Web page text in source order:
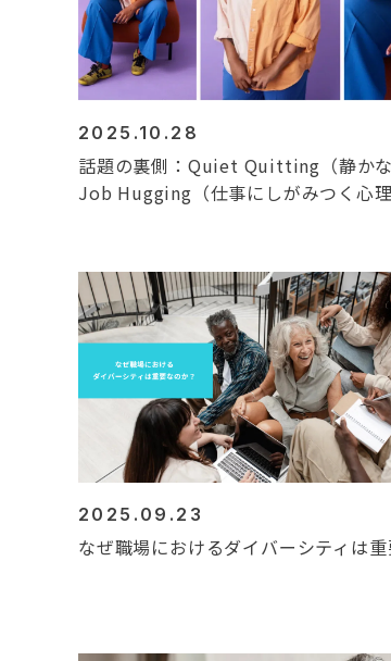
2025.10.28
話題の裏側：Quiet Quitting（静か
Job Hugging（仕事にしがみつく心
2025.09.23
なぜ職場におけるダイバーシティは重